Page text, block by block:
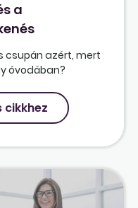
a
csupán azért, mert
óvodában?
cikkhez